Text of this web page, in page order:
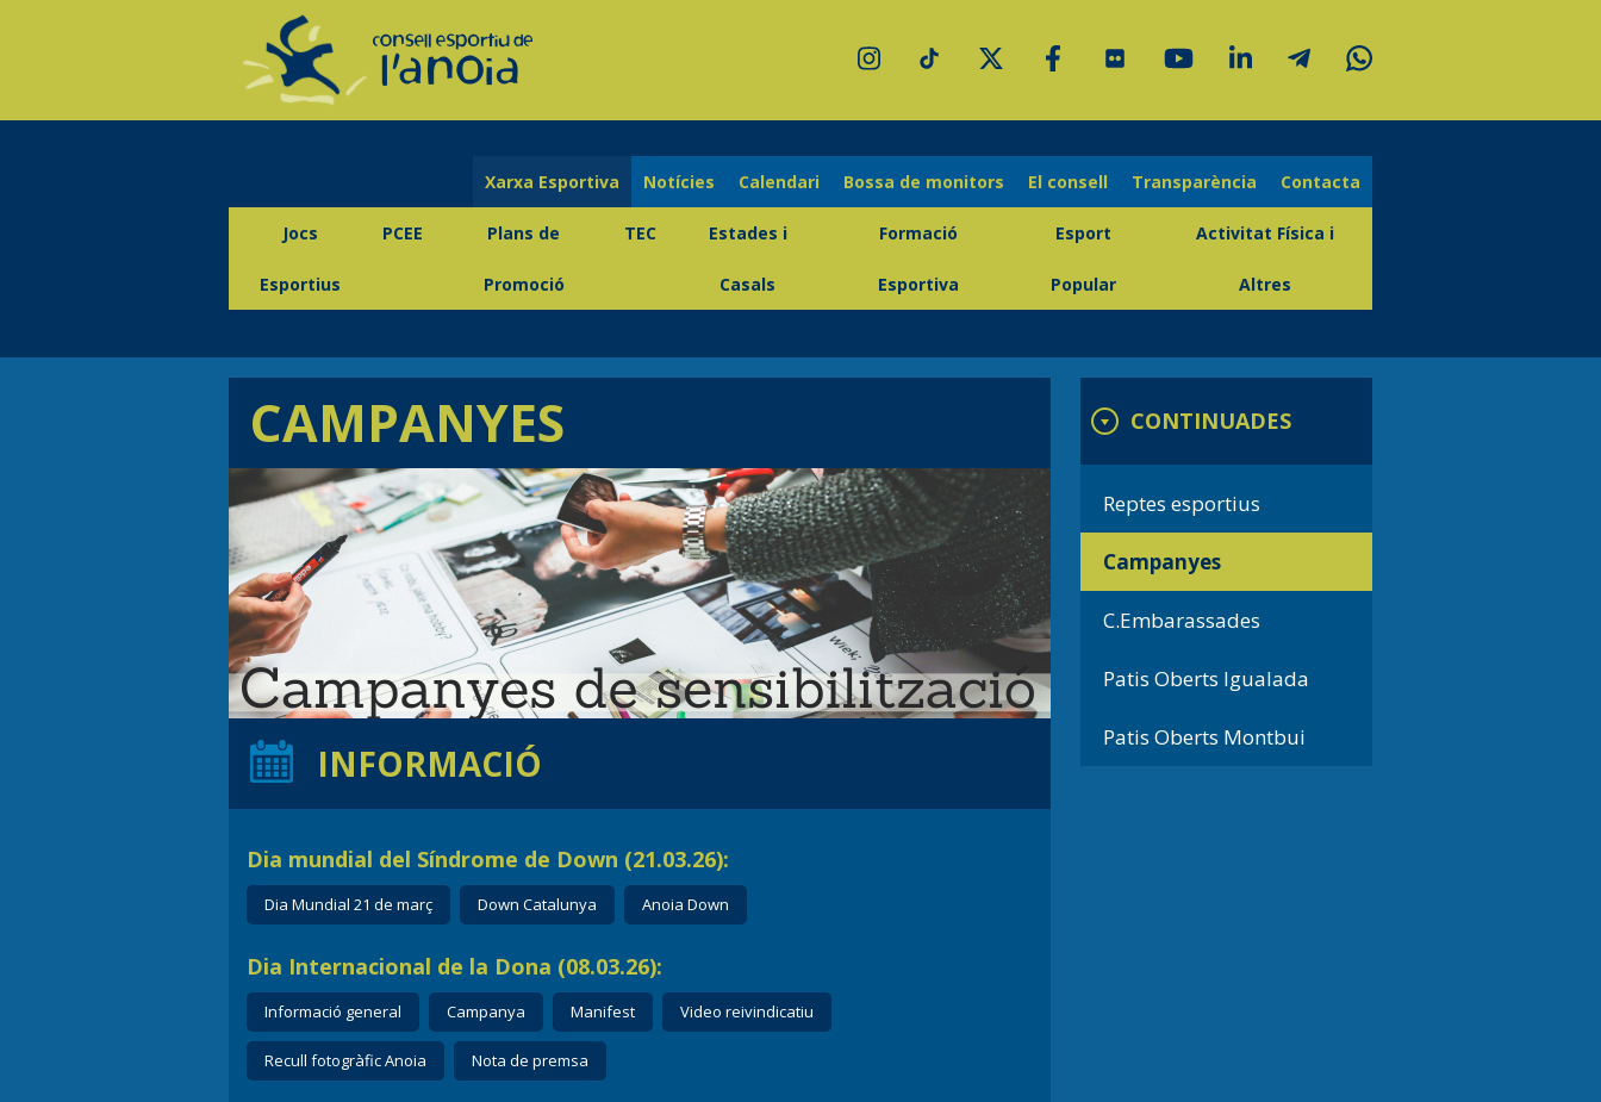
Xarxa Esportiva Notícies Calendari Bossa de monitors El consell Transparència Contacta
Jocs
Esportius
PCEE Plans de
Promoció
TEC Estades i
Casals
Formació
Esportiva
Esport
Popular
Activitat Física i
Altres
CONTINUADES
Reptes esportius
Campanyes
C.Embarassades
Patis Oberts Igualada
Patis Oberts Montbui
CAMPANYES
INFORMACIÓ
Dia mundial del Síndrome de Down (21.03.26):
Dia Mundial 21 de març Down Catalunya Anoia Down
Dia Internacional de la Dona (08.03.26):
Informació general Campanya Manifest Video reivindicatiu
Recull fotogràfic Anoia Nota de premsa